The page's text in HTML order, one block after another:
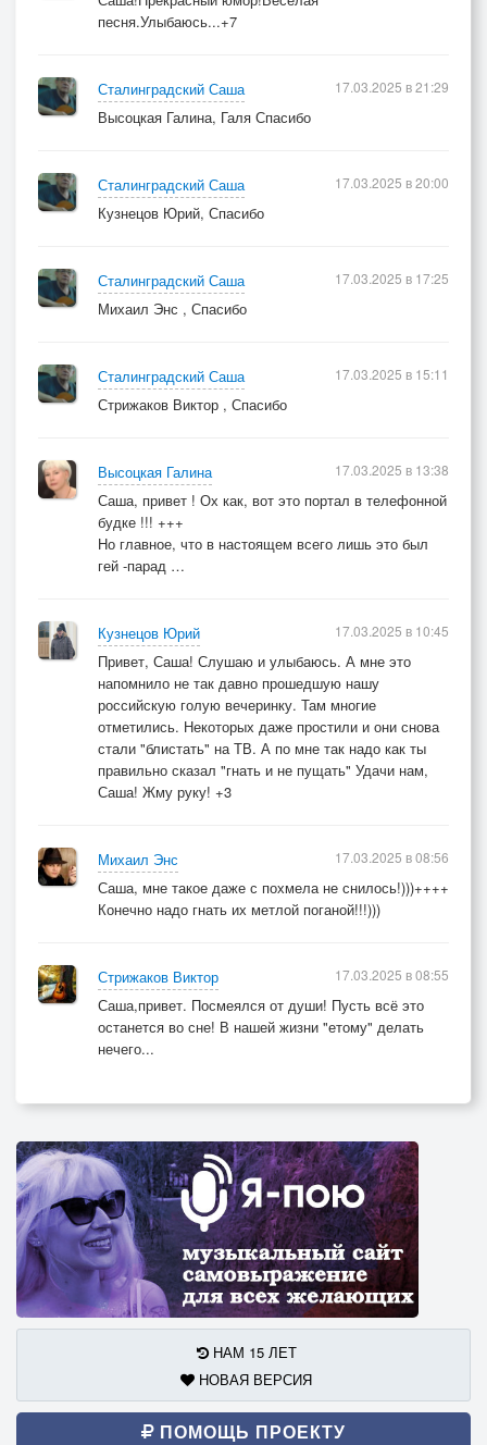
песня.Улыбаюсь...+7
Сталинградский Саша
Высоцкая Галина, Галя Спасибо
17.03.2025 в 21:29
Сталинградский Саша
Кузнецов Юрий, Спасибо
17.03.2025 в 20:00
Сталинградский Саша
Михаил Энс , Спасибо
17.03.2025 в 17:25
Сталинградский Саша
Стрижаков Виктор , Спасибо
17.03.2025 в 15:11
Высоцкая Галина
Саша, привет ! Ох как, вот это портал в телефонной
будке !!! +++
Но главное, что в настоящем всего лишь это был
гей -парад …
17.03.2025 в 13:38
Кузнецов Юрий
Привет, Саша! Слушаю и улыбаюсь. А мне это
напомнило не так давно прошедшую нашу
российскую голую вечеринку. Там многие
отметились. Некоторых даже простили и они снова
стали "блистать" на ТВ. А по мне так надо как ты
правильно сказал "гнать и не пущать" Удачи нам,
Саша! Жму руку! +3
17.03.2025 в 10:45
Михаил Энс
Саша, мне такое даже с похмела не снилось!)))++++
Конечно надо гнать их метлой поганой!!!)))
17.03.2025 в 08:56
Стрижаков Виктор
Саша,привет. Посмеялся от души! Пусть всё это
останется во сне! В нашей жизни "етому" делать
нечего...
17.03.2025 в 08:55
НАМ 15 ЛЕТ
НОВАЯ ВЕРСИЯ
ПОМОЩЬ ПРОЕКТУ